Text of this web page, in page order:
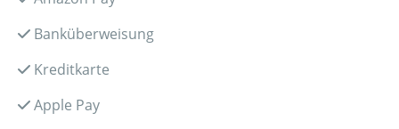
Banküberweisung
Kreditkarte
Apple Pay